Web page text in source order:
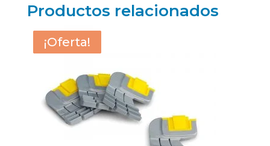
Productos relacionados
¡Oferta!
¡Oferta!
¡Oferta!
¡Oferta!